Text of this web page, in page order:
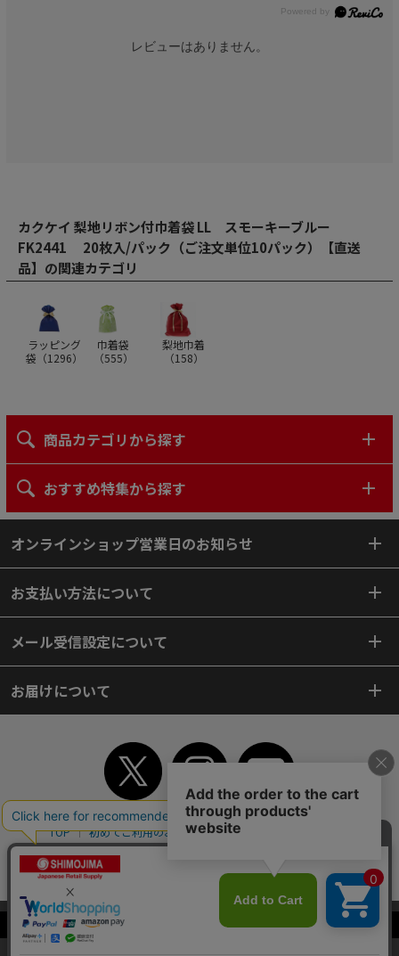
当サイトはクッキー（Cookie）を使用しています。Cookieの使用に同意いた
だける場合は「OK」をクリックしてください。
レビューはありません。
カクケイ 梨地リボン付巾着袋 LL スモーキーブルー
FK2441 20枚入/パック（ご注文単位10パック）【直送
品】の関連カテゴリ
ラッピング
袋（1296）
巾着袋
（555）
梨地巾着
（158）
商品カテゴリから探す
おすすめ特集から探す
オンラインショップ営業日のお知らせ
お支払い方法について
メール受信設定について
お届けについて
TOP 初めてご利用のお客様へ ご利用案内
個人情報保護方針
よくあるご質問
WEBカタログ
Copyright© 2018 SHIMOJIMA Co.,Ltd. All Rights Reserved.